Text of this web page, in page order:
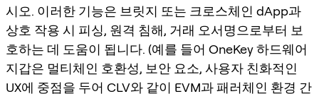
시오. 이러한 기능은 브릿지 또는 크로스체인 dApp과
상호 작용 시 피싱, 원격 침해, 거래 오서명으로부터 보
호하는 데 도움이 됩니다. (예를 들어 OneKey 하드웨어
지갑은 멀티체인 호환성, 보안 요소, 사용자 친화적인
UX에 중점을 두어 CLV와 같이 EVM과 패러체인 환경 간